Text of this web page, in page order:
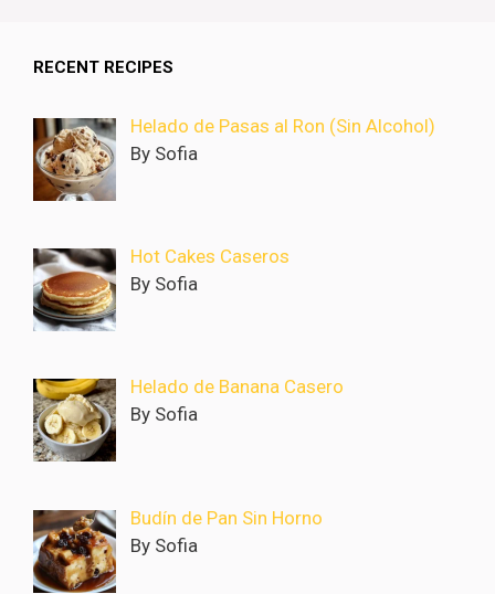
RECENT RECIPES
Helado de Pasas al Ron (Sin Alcohol)
By Sofia
Hot Cakes Caseros
By Sofia
Helado de Banana Casero
By Sofia
Budín de Pan Sin Horno
By Sofia